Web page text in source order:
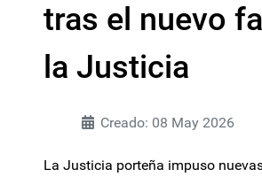
tras el nuevo
la Justicia
Creado: 08 May 2026
La Justicia porteña impuso